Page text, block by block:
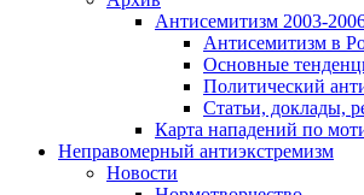
Антисемитизм 2003-
Антисемитизм в
Основные
Политический
Статьи, доклады,
Карта нападений по
Неправомерный антиэкстремизм
Новости